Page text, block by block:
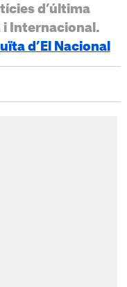
d’última
i Internacional.
d’El Nacional